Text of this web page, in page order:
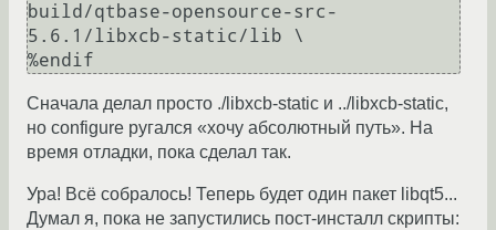
build/qtbase-opensource-src-
5.6.1/libxcb-static/lib \
Сначала делал просто ./libxcb-static и ../libxcb-static,
но configure ругался «хочу абсолютный путь». На
время отладки, пока сделал так.
Ура! Всё собралось! Теперь будет один пакет libqt5...
Думал я, пока не запустились пост-инсталл скрипты: